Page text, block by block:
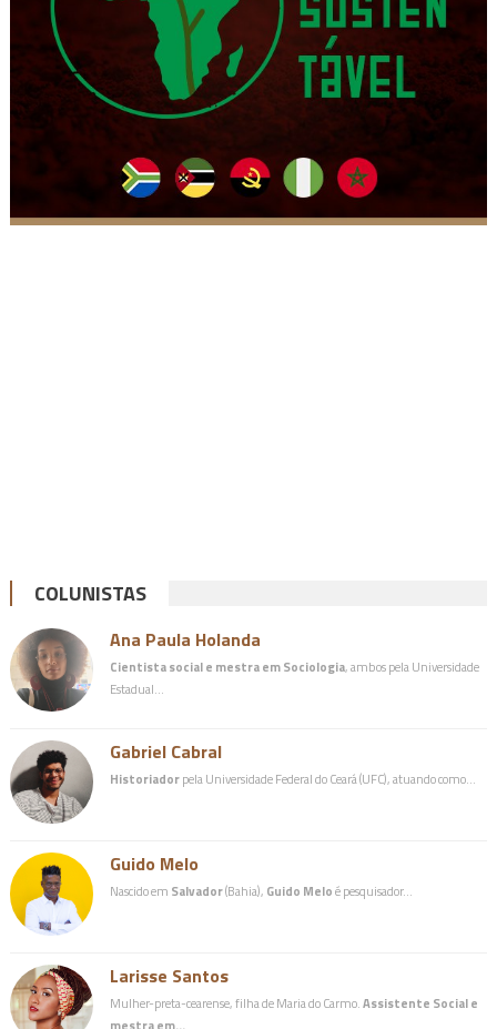
COLUNISTAS
Ana Paula Holanda
Cientista social e mestra em Sociologia, ambos pela Universidade
Estadual…
Gabriel Cabral
Historiadorpela Universidade Federal do Ceará (UFC), atuando como…
Guido Melo
Nascido em Salvador(Bahia), Guido Meloé pesquisador…
Larisse Santos
Mulher-preta-cearense, filha de Maria do Carmo.Assistente Social e
mestra em…